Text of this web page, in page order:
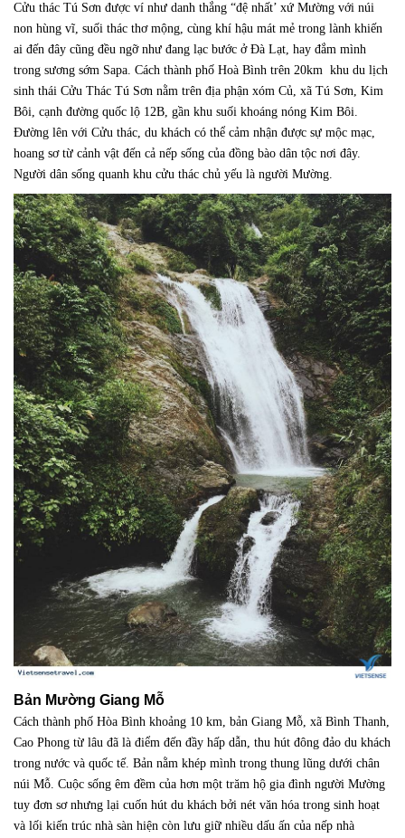
Cửu thác Tú Sơn được ví như danh thắng “đệ nhất’ xứ Mường với núi
non hùng vĩ, suối thác thơ mộng, cùng khí hậu mát mẻ trong lành khiến
ai đến đây cũng đều ngỡ như đang lạc bước ở Đà Lạt, hay đắm mình
trong sương sớm Sapa. Cách thành phố Hoà Bình trên 20km khu du lịch
sinh thái Cửu Thác Tú Sơn nằm trên địa phận xóm Củ, xã Tú Sơn, Kim
Bôi, cạnh đường quốc lộ 12B, gần khu suối khoáng nóng Kim Bôi.
Đường lên với Cửu thác, du khách có thể cảm nhận được sự mộc mạc,
hoang sơ từ cảnh vật đến cả nếp sống của đồng bào dân tộc nơi đây.
Người dân sống quanh khu cửu thác chủ yếu là người Mường.
Bản Mường Giang Mỗ
Cách thành phố Hòa Bình khoảng 10 km, bản Giang Mỗ, xã Bình Thanh,
Cao Phong từ lâu đã là điểm đến đầy hấp dẫn, thu hút đông đảo du khách
trong nước và quốc tế. Bản nằm khép mình trong thung lũng dưới chân
núi Mỗ. Cuộc sống êm đềm của hơn một trăm hộ gia đình người Mường
tuy đơn sơ nhưng lại cuốn hút du khách bởi nét văn hóa trong sinh hoạt
và lối kiến trúc nhà sàn hiện còn lưu giữ nhiều dấu ấn của nếp nhà